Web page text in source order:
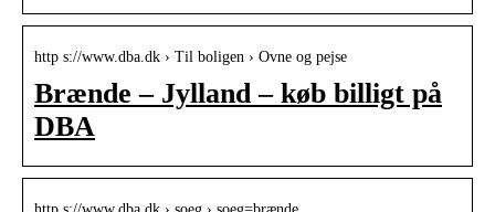
http s://www.dba.dk › Til boligen › Ovne og pejse
Brænde – Jylland – køb billigt på
DBA